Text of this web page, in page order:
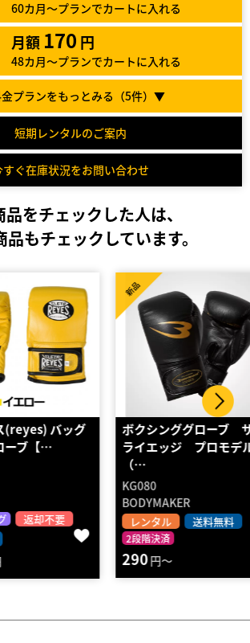
60カ月～プランでカートに入れる
月額 170 円
48カ月～プランでカートに入れる
プランをもっとみる（5件）▼
短期レンタルのご案内
すぐ在庫状況をお問い合わせ
品をチェックした人は、
品もチェックしています。
バッグ
…
不要
ボクシンググローブ サム
ライエッジ プロモデル
BODYMAKER
レンタル 送料無料
2段階決済
新品
円～